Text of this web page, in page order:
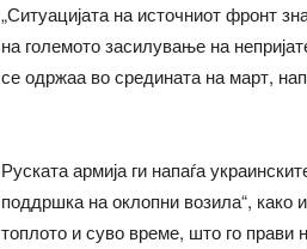
„Ситуацијата на источниот фронт
на големото засилување на
се одржаа во средината на март,
Руската армија ги напаѓа
поддршка на оклопни возила“, како
топлото и суво време, што го прави